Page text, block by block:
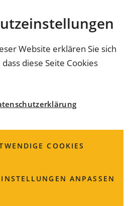
Website erklären Sie sich
diese Seite Cookies
COOKIES
ANPASSEN
Sambaklänge Coburg: Das
Sauerteig übergab den